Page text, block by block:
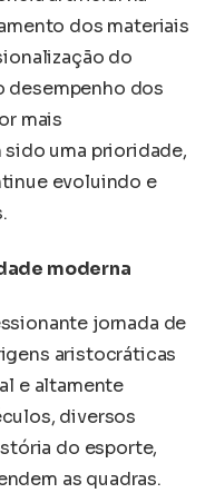
dos materiais
do
desempenho dos
mais
uma prioridade,
evoluindo e
moderna
jornada de
aristocráticas
e altamente
diversos
do esporte,
as quadras.